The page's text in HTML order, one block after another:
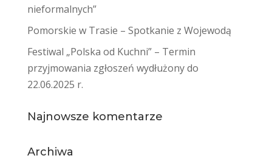
nieformalnych”
Pomorskie w Trasie – Spotkanie z Wojewodą
Festiwal „Polska od Kuchni” – Termin
przyjmowania zgłoszeń wydłużony do
22.06.2025 r.
Najnowsze komentarze
Archiwa